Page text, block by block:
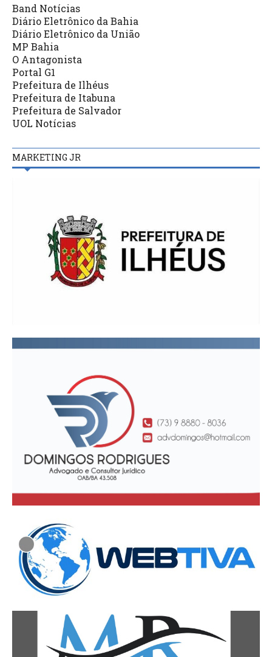
Band Notícias
Diário Eletrônico da Bahia
Diário Eletrônico da União
MP Bahia
O Antagonista
Portal G1
Prefeitura de Ilhéus
Prefeitura de Itabuna
Prefeitura de Salvador
UOL Notícias
MARKETING JR